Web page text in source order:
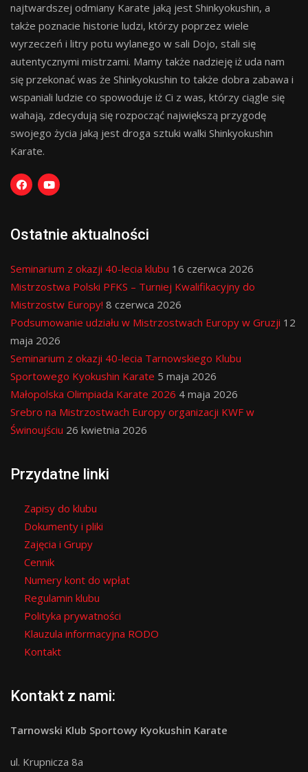
najtwardszej odmiany Karate jaką jest Shinkyokushin, a
także poznacie historie ludzi, którzy poprzez wiele
wyrzeczeń i litry potu wylanego w sali Dojo, stali się
autentycznymi mistrzami. Mamy także nadzieję iż uda nam
się przekonać was że Shinkyokushin to także dobra zabawa i
wspaniali ludzie co spowoduje iż Ci z was, którzy ciągle się
wahają, zdecydują się rozpocząć największą przygodę
swojego życia jaką jest droga sztuki walki Shinkyokushin
Karate.
Ostatnie aktualności
Seminarium z okazji 40-lecia klubu 16 czerwca 2026
Mistrzostwa Polski PFKS – Turniej Kwalifikacyjny do
Mistrzostw Europy! 8 czerwca 2026
Podsumowanie udziału w Mistrzostwach Europy w Gruzji 12
maja 2026
Seminarium z okazji 40-lecia Tarnowskiego Klubu
Sportowego Kyokushin Karate 5 maja 2026
Małopolska Olimpiada Karate 2026 4 maja 2026
Srebro na Mistrzostwach Europy organizacji KWF w
Świnoujściu 26 kwietnia 2026
Przydatne linki
Zapisy do klubu
Dokumenty i pliki
Zajęcia i Grupy
Cennik
Numery kont do wpłat
Regulamin klubu
Polityka prywatności
Klauzula informacyjna RODO
Kontakt
Kontakt z nami:
Tarnowski Klub Sportowy Kyokushin Karate
ul. Krupnicza 8a